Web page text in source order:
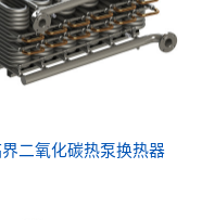
二氧化碳热泵换热器